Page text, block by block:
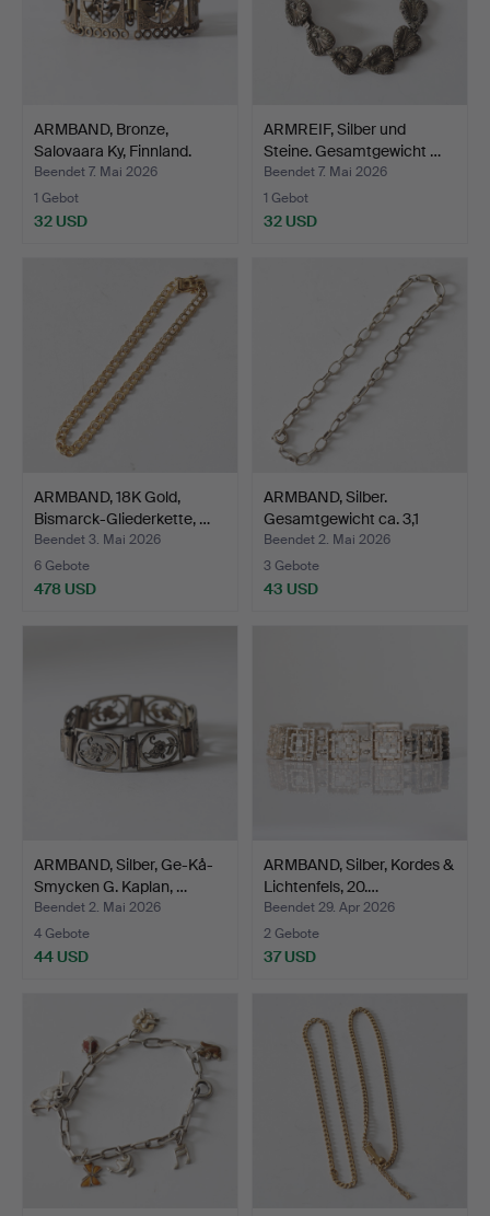
ARMBAND, Bronze,
Salovaara Ky, Finnland.
Beendet 7. Mai 2026
1 Gebot
32 USD
ARMREIF, Silber und
Steine. Gesamtgewicht …
Beendet 7. Mai 2026
1 Gebot
32 USD
ARMBAND, 18K Gold,
Bismarck-Gliederkette, …
Beendet 3. Mai 2026
6 Gebote
478 USD
ARMBAND, Silber.
Gesamtgewicht ca. 3,1
Gra…
Beendet 2. Mai 2026
3 Gebote
43 USD
ARMBAND, Silber, Ge-Kå-
Smycken G. Kaplan, …
Beendet 2. Mai 2026
4 Gebote
44 USD
ARMBAND, Silber, Kordes &
Lichtenfels, 20.…
Beendet 29. Apr 2026
2 Gebote
37 USD